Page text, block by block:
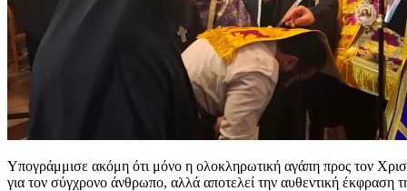
Υπογράμμισε ακόμη ότι μόνο η ολοκληρωτική αγάπη προς τον
για τον σύγχρονο άνθρωπο, αλλά αποτελεί την αυθεντική έκφραση